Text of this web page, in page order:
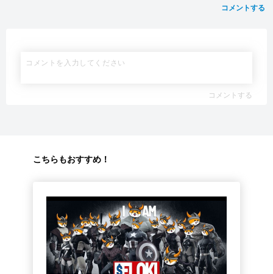
コメントする
コメントする
こちらもおすすめ！